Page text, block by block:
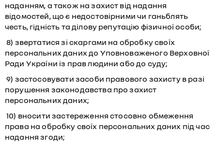
наданням, а також на захист від надання
відомостей, що є недостовірними чи ганьблять
честь, гідність та ділову репутацію фізичної особи;
8) звертатися зі скаргами на обробку своїх
персональних даних до Уповноваженого Верховної
Ради України із прав людини або до суду;
9) застосовувати засоби правового захисту в разі
порушення законодавства про захист
персональних даних;
10) вносити застереження стосовно обмеження
права на обробку своїх персональних даних під час
надання згоди;